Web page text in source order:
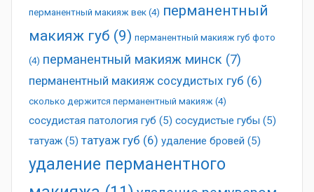
перманентный макияж век (4) перманентный
макияж губ (9) перманентный макияж губ фото
(4) перманентный макияж минск (7)
перманентный макияж сосудистых губ (6)
сколько держится перманентный макияж (4)
сосудистая патология губ (5) сосудистые губы (5)
татуаж (5) татуаж губ (6) удаление бровей (5)
удаление перманентного